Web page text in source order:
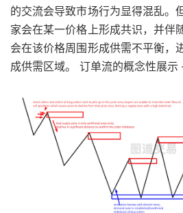
的交流会导致市场行为显得混乱。
家会在某一价格上形成共识，并伴
会在该价格周围形成供需不平衡，
成供需区域。 订单流的概念性展示